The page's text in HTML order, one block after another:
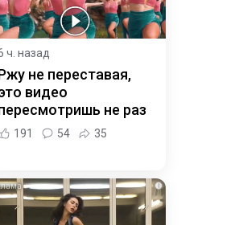
ч. назад
не переставая,
видео
не раз
191 54 35
i